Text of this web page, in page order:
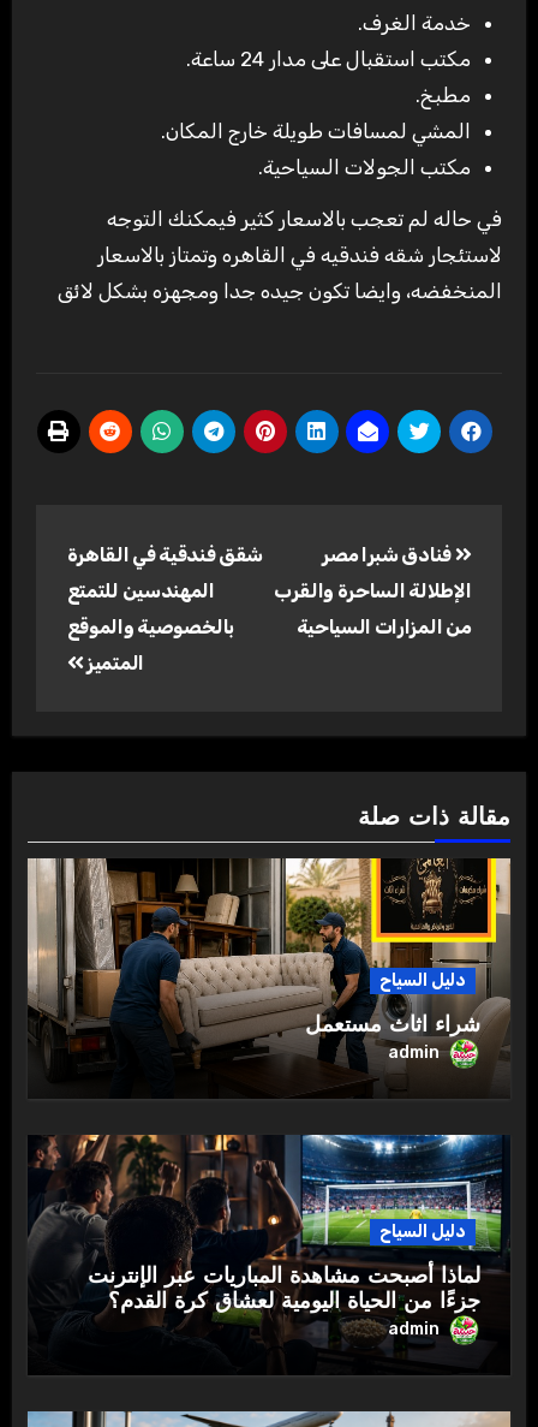
خدمة الغرف.
مكتب استقبال على مدار 24 ساعة.
مطبخ.
المشي لمسافات طويلة خارج المكان.
مكتب الجولات السياحية.
في حاله لم تعجب بالاسعار كثير فيمكنك التوجه
لاستئجار شقه فندقيه في القاهره وتمتاز بالاسعار
المنخفضه، وايضا تكون جيده جدا ومجهزه بشكل لائق
المقالات
فنادق شبرا مصر
الإطلالة الساحرة والقرب
من المزارات السياحية
شقق فندقية في القاهرة
المهندسين للتمتع
بالخصوصية والموقع
المتميز
مقالة ذات صلة
دليل السياح
شراء اثاث مستعمل
admin
دليل السياح
لماذا أصبحت مشاهدة المباريات عبر الإنترنت
جزءًا من الحياة اليومية لعشاق كرة القدم؟
admin